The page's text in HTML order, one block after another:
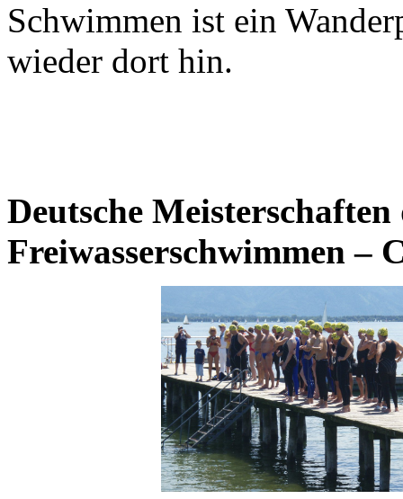
Schwimmen ist ein
wieder dort hin.
Deutsche
Freiwasserschwimmen –